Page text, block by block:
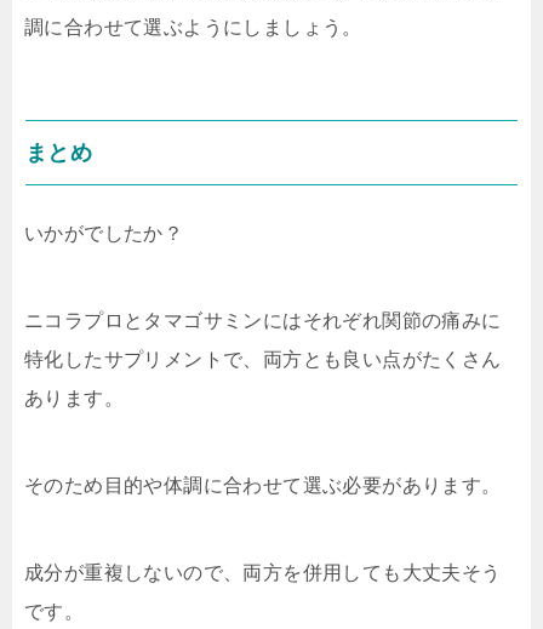
調に合わせて選ぶようにしましょう。
まとめ
いかがでしたか？
ニコラプロとタマゴサミンにはそれぞれ関節の痛みに
特化したサプリメントで、両方とも良い点がたくさん
あります。
そのため目的や体調に合わせて選ぶ必要があります。
成分が重複しないので、両方を併用しても大丈夫そう
です。